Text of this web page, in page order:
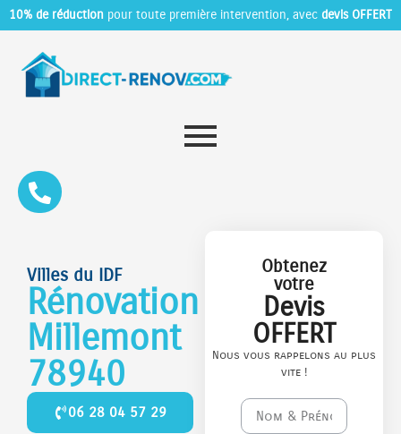
10% de réduction pour toute première intervention, avec devis OFFERT
Villes du IDF
Rénovation
Millemont
78940
06 28 04 57 29
Obtenez
votre
Devis
OFFERT
Nous vous rappelons au plus
vite !